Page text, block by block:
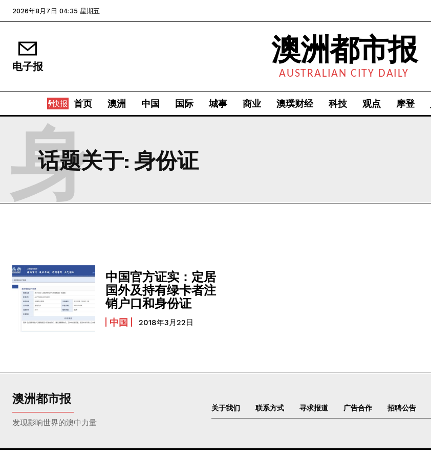
2026年8月7日 04:35 星期五
电子报 澳洲都市报
AUSTRALIAN CITY DAILY
快报 首页 澳洲 中国 国际 城事 商业 澳璞财经 科技 观点 摩登
话题关于: 身份证
身
中国官方证实：定居
国外及持有绿卡者注
销户口和身份证
中国 2018年3月22日
澳洲都市报
发现影响世界的澳中力量
关于我们 联系方式 寻求报道 广告合作 招聘公告